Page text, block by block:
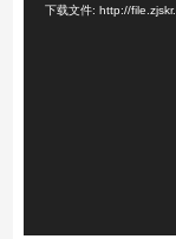
下载文件: http://